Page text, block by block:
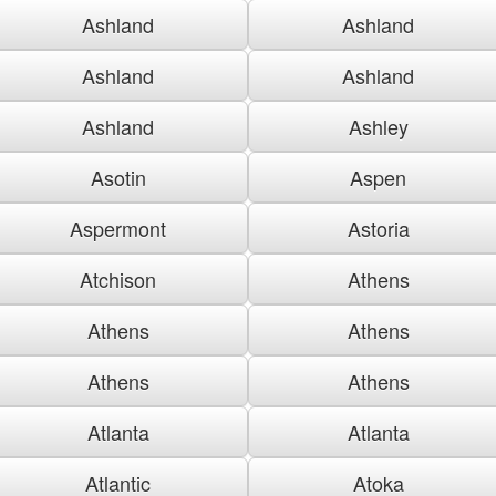
Ashland
Ashland
Ashland
Ashland
Ashland
Ashley
Asotin
Aspen
Aspermont
Astoria
Atchison
Athens
Athens
Athens
Athens
Athens
Atlanta
Atlanta
Atlantic
Atoka